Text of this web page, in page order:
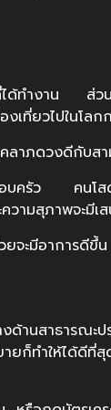
ทำงาน ส่วน
ที่ยวไปในโลก
วงดีกับสามตั
ครัว คนโสด
ามสุภาพจะมีเ
จะมีอาการดีขึ้น
ด้านสาธารณ
ก็ทำให้ได้ดีที่